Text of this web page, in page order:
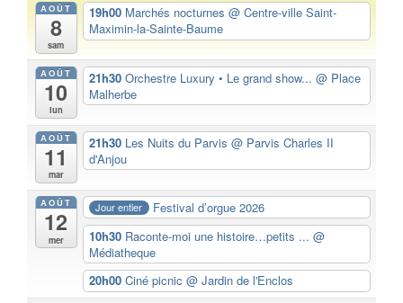
AOÛT
8
sam
19h00 Marchés nocturnes @ Centre-ville Saint-
Maximin-la-Sainte-Baume
AOÛT
10
lun
21h30 Orchestre Luxury • Le grand show... @ Place
Malherbe
AOÛT
11
mar
21h30 Les Nuits du Parvis @ Parvis Charles II
d'Anjou
AOÛT
12
mer
Jour entier
Festival d’orgue 2026
10h30 Raconte-moi une histoire…petits ... @
Médiatheque
20h00 Ciné picnic @ Jardin de l'Enclos